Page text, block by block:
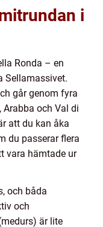
i
Ronda – en
Sellamassivet.
går genom fyra
Arabba och Val di
att du kan åka
du passerar flera
vara hämtade ur
och båda
och
är lite